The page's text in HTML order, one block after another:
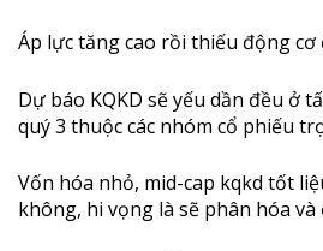
Áp lực tăng cao rồi thiếu động
Dự báo KQKD sẽ yếu dần đều ở
quý 3 thuộc các nhóm cổ phiếu
Vốn hóa nhỏ, mid-cap kqkd tốt
không, hi vọng là sẽ phân hóa và